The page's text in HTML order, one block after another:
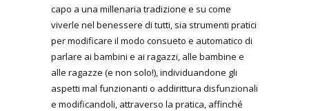
capo a una millenaria tradizione e su come
viverle nel benessere di tutti, sia strumenti pratici
per modificare il modo consueto e automatico di
parlare ai bambini e ai ragazzi, alle bambine e
alle ragazze (e non solo!), individuandone gli
aspetti mal funzionanti o addirittura disfunzionali
e modificandoli, attraverso la pratica, affinché